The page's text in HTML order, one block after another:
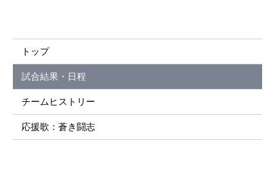
トップ
試合結果・日程
チームヒストリー
応援歌：蒼き闘志